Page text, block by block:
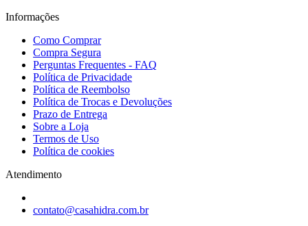
Informações
Como Comprar
Compra Segura
Perguntas Frequentes - FAQ
Política de Privacidade
Política de Reembolso
Política de Trocas e Devoluções
Prazo de Entrega
Sobre a Loja
Termos de Uso
Política de cookies
Atendimento
contato@casahidra.com.br